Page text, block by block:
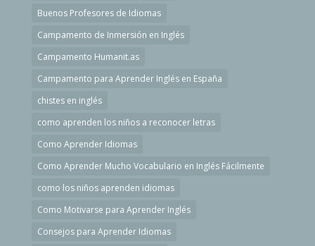
Buenos Profesores de Idiomas
Campamento de Inmersión en Inglés
Campamento Humanit.as
Campamento para Aprender Inglés en España
chistes en inglés
como aprenden los niños a reconocer letras
Como Aprender Idiomas
Como Aprender Mucho Vocabulario en Inglés Fácilmente
como los niños aprenden idiomas
Como Motivarse para Aprender Inglés
Consejos para Aprender Idiomas